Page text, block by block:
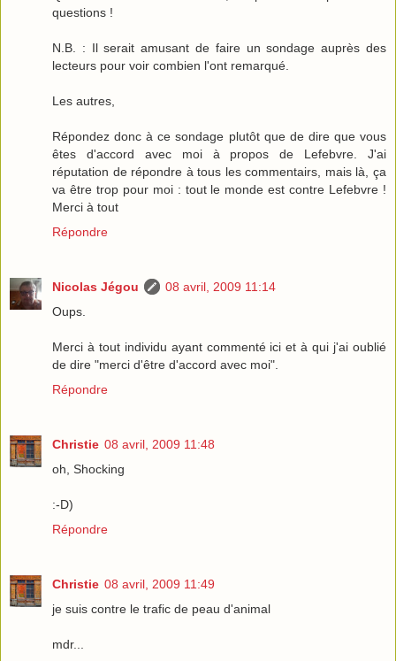
questions !
N.B. : Il serait amusant de faire un sondage auprès des
lecteurs pour voir combien l'ont remarqué.
Les autres,
Répondez donc à ce sondage plutôt que de dire que vous
êtes d'accord avec moi à propos de Lefebvre. J'ai
réputation de répondre à tous les commentairs, mais là, ça
va être trop pour moi : tout le monde est contre Lefebvre !
Merci à tout
Répondre
Nicolas Jégou
08 avril, 2009 11:14
Oups.
Merci à tout individu ayant commenté ici et à qui j'ai oublié
de dire "merci d'être d'accord avec moi".
Répondre
Christie 08 avril, 2009 11:48
oh, Shocking
:-D)
Répondre
Christie 08 avril, 2009 11:49
je suis contre le trafic de peau d'animal
mdr...